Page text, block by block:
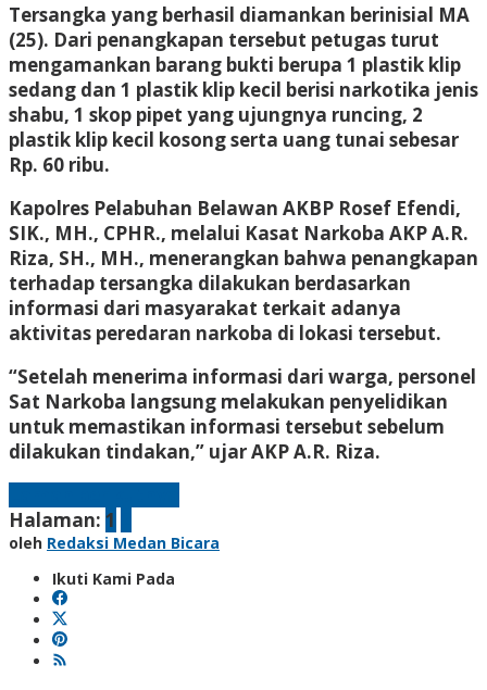
Tersangka yang berhasil diamankan berinisial MA
(25). Dari penangkapan tersebut petugas turut
mengamankan barang bukti berupa 1 plastik klip
sedang dan 1 plastik klip kecil berisi narkotika jenis
shabu, 1 skop pipet yang ujungnya runcing, 2
plastik klip kecil kosong serta uang tunai sebesar
Rp. 60 ribu.
Kapolres Pelabuhan Belawan AKBP Rosef Efendi,
SIK., MH., CPHR., melalui Kasat Narkoba AKP A.R.
Riza, SH., MH., menerangkan bahwa penangkapan
terhadap tersangka dilakukan berdasarkan
informasi dari masyarakat terkait adanya
aktivitas peredaran narkoba di lokasi tersebut.
“Setelah menerima informasi dari warga, personel
Sat Narkoba langsung melakukan penyelidikan
untuk memastikan informasi tersebut sebelum
dilakukan tindakan,” ujar AKP A.R. Riza.
Halaman: 1
oleh Redaksi Medan Bicara
Ikuti Kami Pada